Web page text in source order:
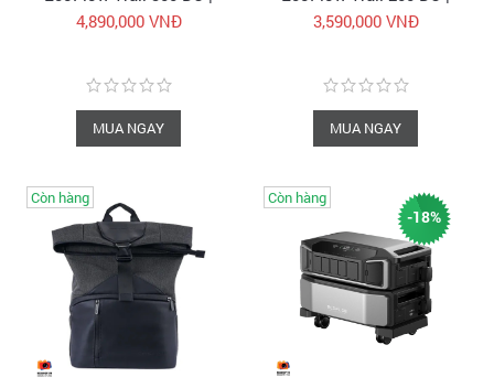
288Wh 300W | Trạm điện
4,890,000 VNĐ
MUA NGAY
192Wh 220W | Trạm điện
3,590,000 VNĐ
MUA NGAY
Còn hàng
-18%
Còn hàng